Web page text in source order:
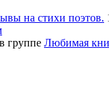
на стихи поэтов.
в группе Любимая